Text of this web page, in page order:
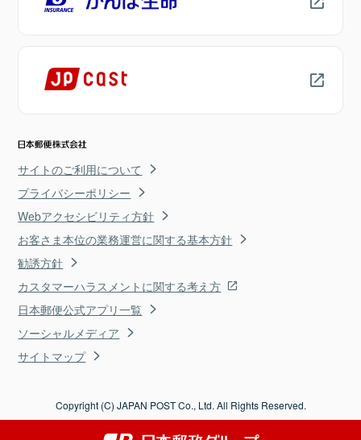
サイトのご利用について
プライバシーポリシー
Webアクセシビリティ方針
お客さま本位の業務運営に関する基本方針
勧誘方針
カスタマーハラスメントに関する考え方
日本郵便公式アプリ一覧
ソーシャルメディア
サイトマップ
Copyright (C) JAPAN POST Co., Ltd. All Rights Reserved.